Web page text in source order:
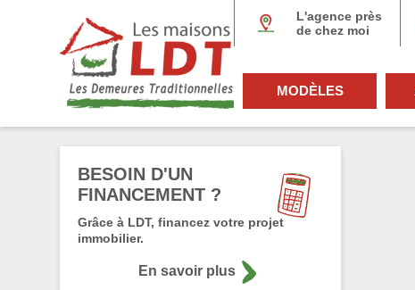
L'agence près
de chez moi
MODÈLES
BESOIN D'UN
FINANCEMENT ?
Grâce à LDT, financez votre projet
immobilier.
En savoir plus